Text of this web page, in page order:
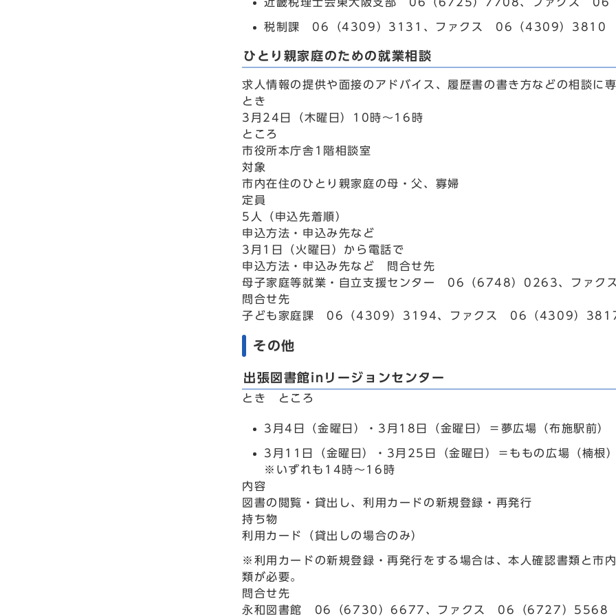
税制課 06（4309）3131、ファクス 06（4309）3810
ひとり親家庭のための就業相談
求人情報の提供や面接のアドバイス、履歴書の書き方などの相談に
とき
3月24日（木曜日）10時～16時
ところ
市役所本庁舎1階相談室
対象
市内在住のひとり親家庭の母・父、寡婦
定員
5人（申込先着順）
申込方法・申込み先など
3月1日（火曜日）から電話で
申込方法・申込み先など 問合せ先
母子家庭等就業・自立支援センター 06（6748）0263、ファ
問合せ先
子ども家庭課 06（4309）3194、ファクス 06（4309）
その他
出張図書館inリージョンセンター
とき ところ
3月4日（金曜日）・3月18日（金曜日）＝夢広場（布施駅前）
3月11日（金曜日）・3月25日（金曜日）＝ももの広場（楠根
※いずれも14時～16時
内容
図書の閲覧・貸出し、利用カードの新規登録・再発行
持ち物
利用カード（貸出しの場合のみ）
※利用カードの新規登録・再発行をする場合は、本人確認書類と市
類が必要。
問合せ先
永和図書館 06（6730）6677、ファクス 06（6727）5568